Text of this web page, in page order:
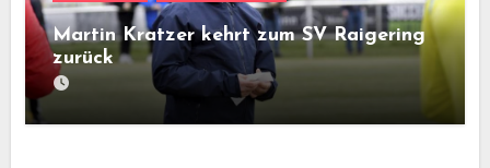
Martin Kratzer kehrt zum SV Raigering
zurück